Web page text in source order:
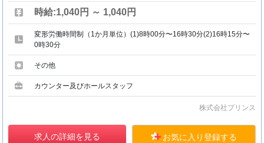
時給:1,040円 ～ 1,040円
変形労働時間制（1か月単位）(1)8時00分〜16時30分(2)16時15分〜
0時30分
その他
カウンター及びホールスタッフ
株式会社プリンス
求人の詳細を見る お気に入り登録する